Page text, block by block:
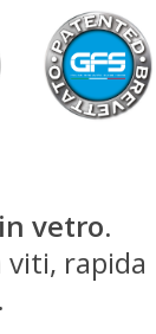
vetro.
viti, rapida